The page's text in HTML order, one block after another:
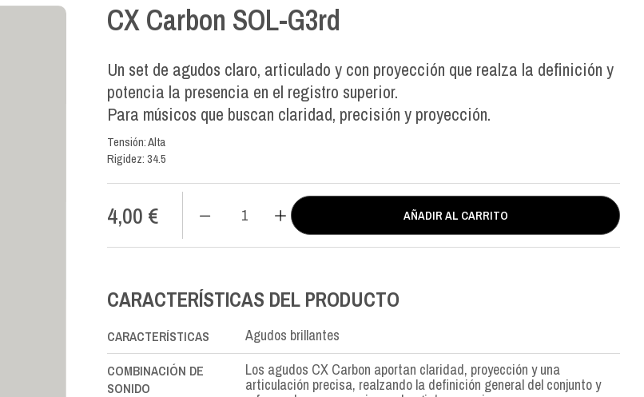
CX Carbon SOL-G3rd
Un set de agudos claro, articulado y con proyección que realza la definición y
potencia la presencia en el registro superior.
Para músicos que buscan claridad, precisión y proyección.
Tensión: Alta
Rigidez: 34.5
4,00 €
cantidad
AÑADIR AL CARRITO
CARACTERÍSTICAS DEL PRODUCTO
CARACTERÍSTICAS Agudos brillantes
COMBINACIÓN DE
SONIDO
Los agudos CX Carbon aportan claridad, proyección y una
articulación precisa, realzando la definición general del conjunto y